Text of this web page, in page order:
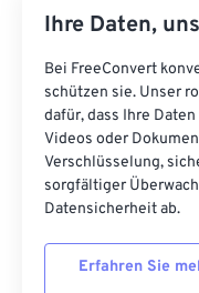
Ihre Daten,
Bei FreeConvert
schützen sie. Unser
dafür, dass Ihre
Videos oder
Verschlüsselung,
sorgfältiger
Datensicherheit ab.
Erfahren Sie